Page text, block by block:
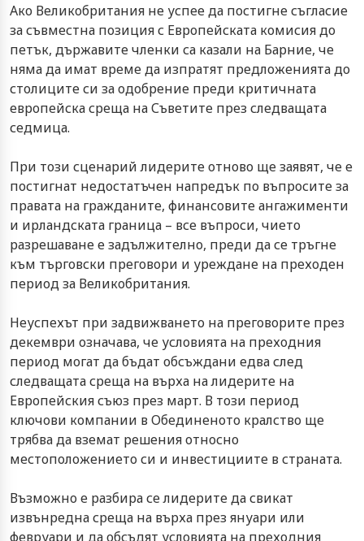
Ако Великобритания не успее да постигне съгласие
за съвместна позиция с Европейската комисия до
петък, държавите членки са казали на Барние, че
няма да имат време да изпратят предложенията до
столиците си за одобрение преди критичната
европейска среща на Съветите през следващата
седмица.
При този сценарий лидерите отново ще заявят, че е
постигнат недостатъчен напредък по въпросите за
правата на гражданите, финансовите ангажименти
и ирландската граница – все въпроси, чието
разрешаване е задължително, преди да се тръгне
към търговски преговори и уреждане на преходен
период за Великобритания.
Неуспехът при задвижването на преговорите през
декември означава, че условията на преходния
период могат да бъдат обсъждани едва след
следващата среща на върха на лидерите на
Европейския съюз през март. В този период
ключови компании в Обединеното кралство ще
трябва да вземат решения относно
местоположението си и инвестициите в страната.
Възможно е разбира се лидерите да свикат
извънредна среща на върха през януари или
февруари и да обсъдят условията на преходния